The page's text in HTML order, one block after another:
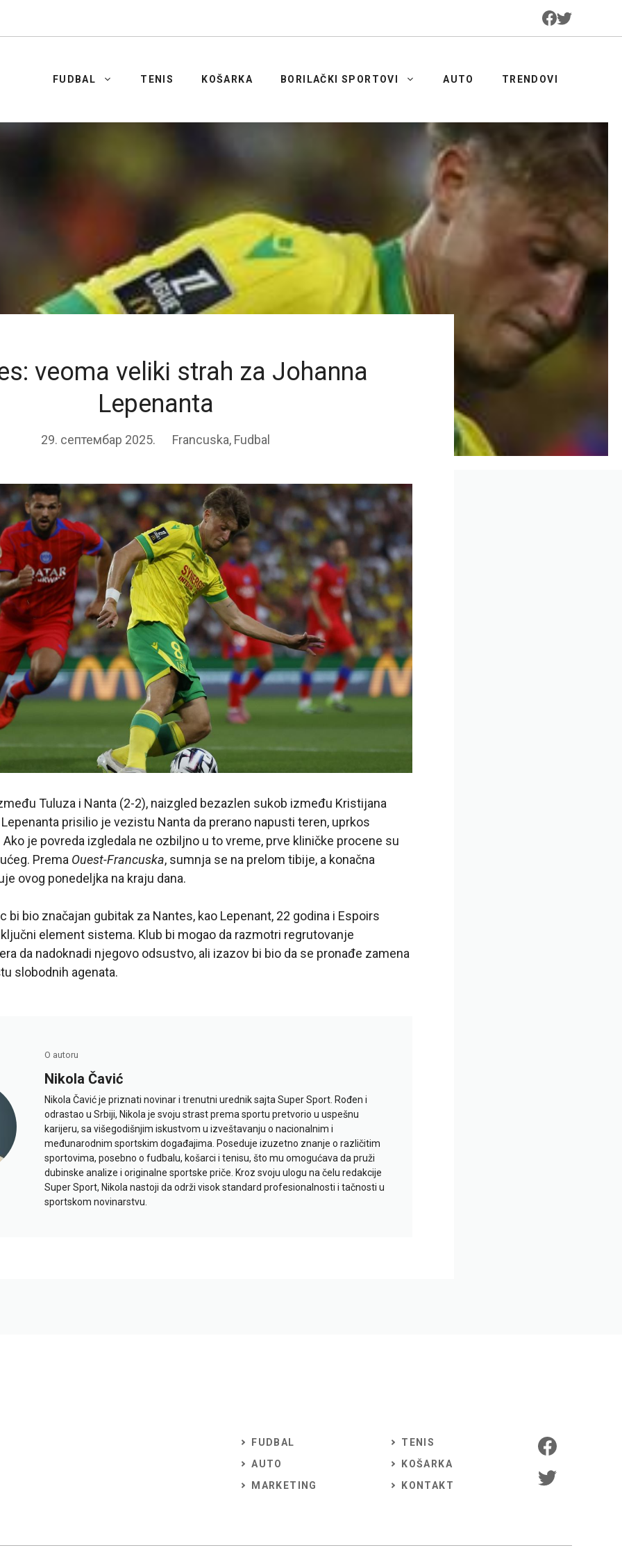
FUDBAL TENIS KOŠARKA BORILAČKI SPORTOVI AUTO TRENDOVI
veoma veliki strah za Johanna
Lepenanta
29. септембар 2025. Francuska, Fudbal
Tuluza i Nanta (2-2), naizgled bezazlen sukob između Kristijana
prisilio je vezistu Nanta da prerano napusti teren, uprkos
je povreda izgledala ne ozbiljno u to vreme, prve kliničke procene su
Prema Ouest-Francuska, sumnja se na prelom tibije, a konačna
ovog ponedeljka na kraju dana.
bi bio značajan gubitak za Nantes, kao Lepenant, 22 godina i Espoirs
element sistema. Klub bi mogao da razmotri regrutovanje
da nadoknadi njegovo odsustvo, ali izazov bi bio da se pronađe zamena
slobodnih agenata.
O autoru
Nikola Čavić
Nikola Čavić je priznati novinar i trenutni urednik sajta Super Sport. Rođen i
odrastao u Srbiji, Nikola je svoju strast prema sportu pretvorio u uspešnu
karijeru, sa višegodišnjim iskustvom u izveštavanju o nacionalnim i
međunarodnim sportskim događajima. Poseduje izuzetno znanje o različitim
sportovima, posebno o fudbalu, košarci i tenisu, što mu omogućava da pruži
dubinske analize i originalne sportske priče. Kroz svoju ulogu na čelu redakcije
Super Sport, Nikola nastoji da održi visok standard profesionalnosti i tačnosti u
sportskom novinarstvu.
FUDBAL
AUTO
MARKETING
TENIS
KOŠARKA
KONTAKT